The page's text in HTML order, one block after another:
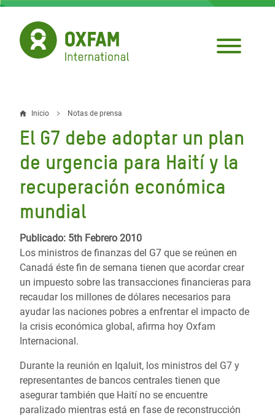
Pasar
contenido
principal
Sobrescribir
enlaces
de
ayuda
a
la
navegación
Inicio Notas de prensa
El G7 debe adoptar un plan
de urgencia para Haití y la
recuperación económica
mundial
Publicado: 5th Febrero 2010
Los ministros de finanzas del G7 que se reúnen en
Canadá éste fin de semana tienen que acordar crear
un impuesto sobre las transacciones financieras para
recaudar los millones de dólares necesarios para
ayudar las naciones pobres a enfrentar el impacto de
la crisis económica global, afirma hoy Oxfam
Internacional.
Durante la reunión en Iqaluit, los ministros del G7 y
representantes de bancos centrales tienen que
asegurar también que Haití no se encuentre
paralizado mientras está en fase de reconstrucción